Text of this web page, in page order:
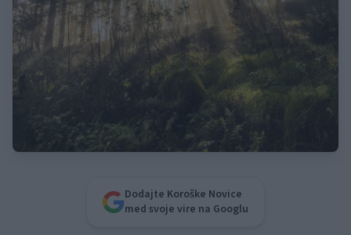
Dodajte Koroške Novice
med svoje vire na Googlu